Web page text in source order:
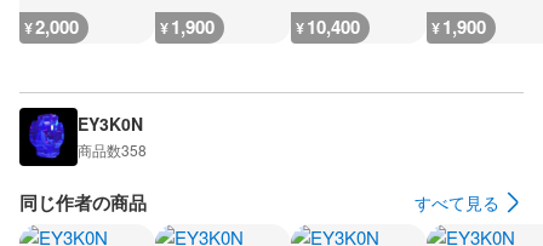
¥2,000 ¥1,900 ¥10,400 ¥1,900
EY3K0N
商品数358
同じ作者の商品 すべて見る